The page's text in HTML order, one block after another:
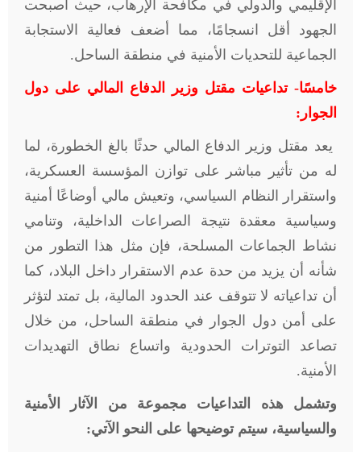
الإقليمي والدولي في مكافحة الإرهاب، حيث أصبحت
الجهود أقل انسجامًا، مما أضعف فعالية الاستجابة
الجماعية للتحديات الأمنية في منطقة الساحل.
خامسًا- تداعيات مقتل وزير الدفاع المالي على دول
الجوار:
يعد مقتل وزير الدفاع المالي حدثًا بالغ الخطورة، لما
له من تأثير مباشر على توازن المؤسسة العسكرية،
واستقرار النظام السياسي، وتعيش مالي أوضاعًا أمنية
وسياسية معقدة نتيجة الصراعات الداخلية، وتنامي
نشاط الجماعات المسلحة، فإن مثل هذا التطور من
شأنه أن يزيد من حدة عدم الاستقرار داخل البلاد، كما
أن تداعياته لا تتوقف عند الحدود المالية، بل تمتد لتؤثر
على أمن دول الجوار في منطقة الساحل، من خلال
تصاعد التوترات الحدودية واتساع نطاق التهديدات
الأمنية.
وتشمل هذه التداعيات مجموعة من الآثار الأمنية
والسياسية، سيتم توضيحها على النحو الآتي: